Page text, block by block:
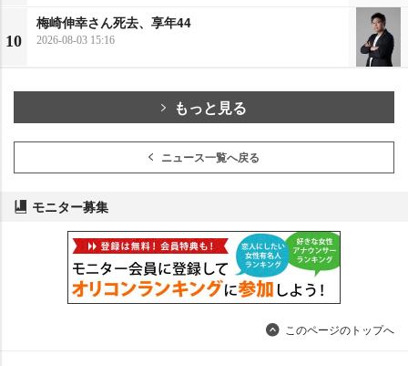
10
梅崎伸幸さん死去、享年44
2026-08-03 15:16
もっと見る
ニュース一覧へ戻る
モニター募集
このページのトップへ